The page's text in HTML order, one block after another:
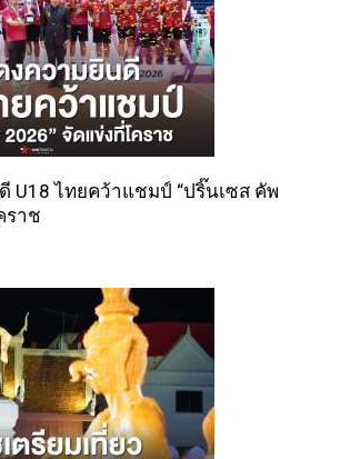
U18 ไทยคว้าแชมป์ “ปริ๊นเซส คัพ
ราช